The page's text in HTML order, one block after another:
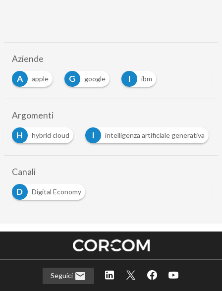
Aziende
A
apple G google I ibm
Argomenti
H
hybrid cloud
intelligenza artificiale generativa
Canali
D
Digital Economy
Seguici